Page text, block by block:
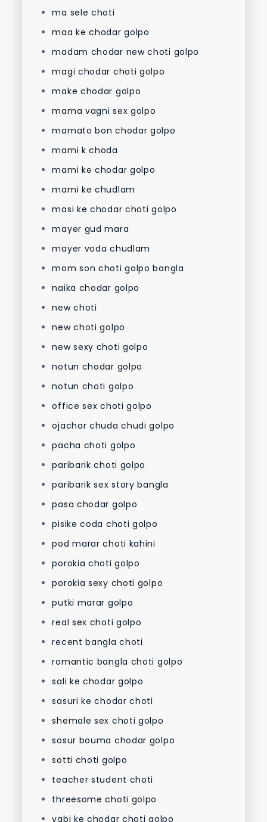
ma sele choti
maa ke chodar golpo
madam chodar new choti golpo
magi chodar choti golpo
make chodar golpo
mama vagni sex golpo
mamato bon chodar golpo
mami k choda
mami ke chodar golpo
mami ke chudlam
masi ke chodar choti golpo
mayer gud mara
mayer voda chudlam
mom son choti golpo bangla
naika chodar golpo
new choti
new choti golpo
new sexy choti golpo
notun chodar golpo
notun choti golpo
office sex choti golpo
ojachar chuda chudi golpo
pacha choti golpo
paribarik choti golpo
paribarik sex story bangla
pasa chodar golpo
pisike coda choti golpo
pod marar choti kahini
porokia choti golpo
porokia sexy choti golpo
putki marar golpo
real sex choti golpo
recent bangla choti
romantic bangla choti golpo
sali ke chodar golpo
sasuri ke chodar choti
shemale sex choti golpo
sosur bouma chodar golpo
sotti choti golpo
teacher student choti
threesome choti golpo
vabi ke chodar choti golpo